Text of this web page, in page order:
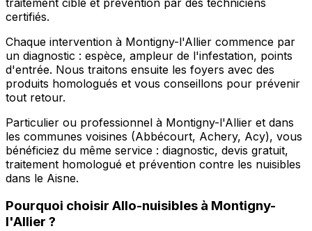
certifiés.
Chaque intervention à Montigny-l'Allier commence par
un diagnostic : espèce, ampleur de l'infestation, points
d'entrée. Nous traitons ensuite les foyers avec des
produits homologués et vous conseillons pour prévenir
tout retour.
Particulier ou professionnel à Montigny-l'Allier et dans
les communes voisines (Abbécourt, Achery, Acy), vous
bénéficiez du même service : diagnostic, devis gratuit,
traitement homologué et prévention contre les nuisibles
dans le Aisne.
Pourquoi choisir Allo-nuisibles à Montigny-
l'Allier ?